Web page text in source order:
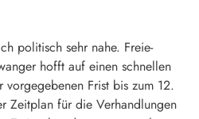
politisch sehr nahe. Freie-
hofft auf einen schnellen
Frist bis zum 12.
Zeitplan für die Verhandlungen